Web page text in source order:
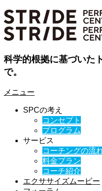
科学的根拠に基づいた
で。
メニュー
SPCの考え
コンセプト
プログラム
サービス
コーチングの流
料金プラン
コーチ紹介
エクササイズムービー